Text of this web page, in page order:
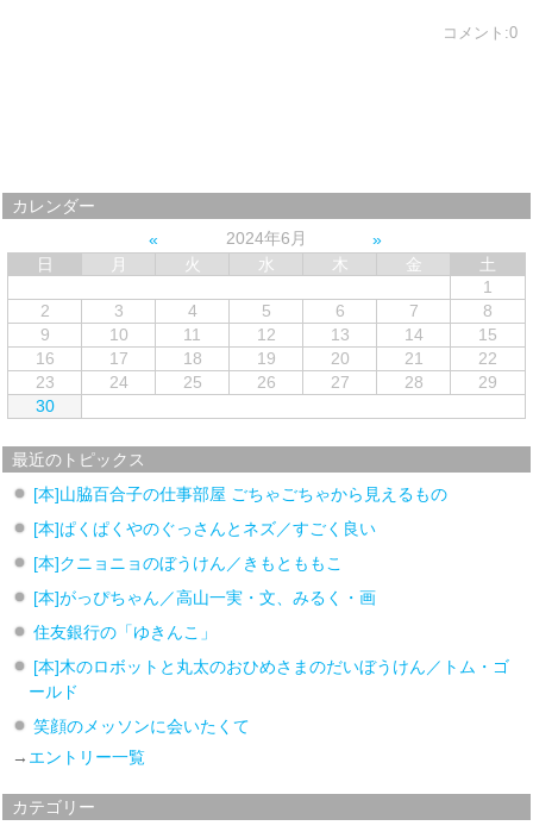
コメント:0
カレンダー
2024年6月
日
月 火 水 木 金
土
1
2
3 4 5 6 7
8
9
10 11 12 13 14
15
16
17 18 19 20 21
22
23
24 25 26 27 28
29
30
最近のトピックス
[本]山脇百合子の仕事部屋 ごちゃごちゃから見えるもの
[本]ぱくぱくやのぐっさんとネズ／すごく良い
[本]クニョニョのぼうけん／きもとももこ
[本]がっぴちゃん／高山一実・文、みるく・画
住友銀行の「ゆきんこ」
[本]木のロボットと丸太のおひめさまのだいぼうけん／トム・ゴ
ールド
笑顔のメッソンに会いたくて
→ エントリー一覧
カテゴリー